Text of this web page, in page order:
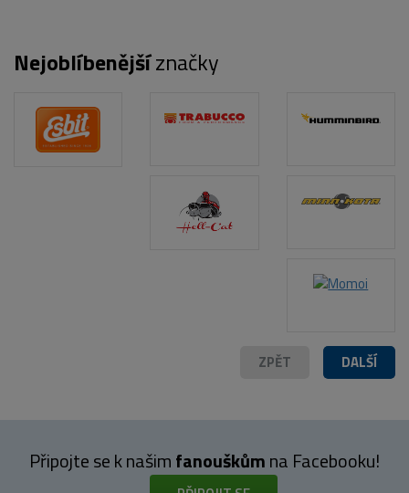
POPIS PRODUKTU
Nejoblíbenějšíznačky
DALŠÍ
ZPĚT
Připojte se k našimfanouškůmna Facebooku!